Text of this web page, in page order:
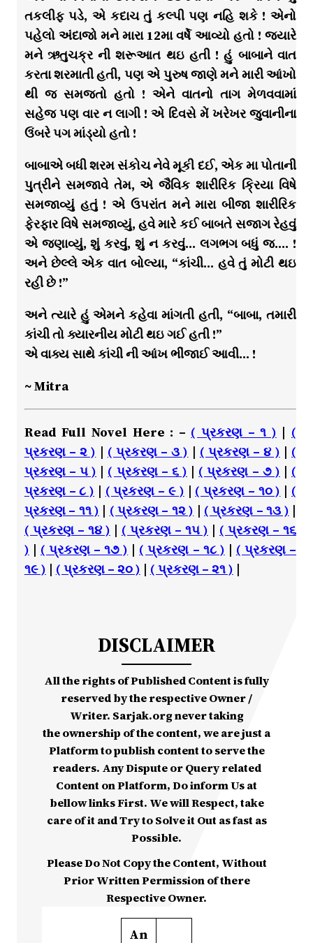
તકલીફ પડે, એ કદાચ તું કલ્પી પણ નહિ શકે ! એનો
પહેલો અંદાજો મને મારા 12મા વર્ષે આવ્યો હતો ! જયારે
મને ઋતુચક્ર ની શરૂઆત થઇ હતી ! હું બાબાને વાત
કરતા શરમાતી હતી, પણ એ પુરુષ જાણે મને મારી આંખો
થી જ સમજતો હતો ! એને વાતનો તાગ મેળવવામાં
સહેજ પણ વાર ન લાગી ! એ દિવસે મેં ખરેખર જુવાનીના
ઉંબરે પગ માંડ્યો હતો !
બાબાએ બધી શરમ સંકોચ નેવે મૂકી દઈ, એક મા પોતાની
પુત્રીને સમજાવે તેમ, એ જૈવિક શારીરિક ક્રિયા વિષે
સમજાવ્યું હતું ! એ ઉપરાંત મને મારા બીજા શારીરિક
ફેરફાર વિષે સમજાવ્યું, હવે મારે કઈ બાબતે સજાગ રેહવું
એ જણાવ્યું, શું કરવું, શું ન કરવું… લગભગ બધું જ…. !
અને છેલ્લે એક વાત બોલ્યા, “કાંચી… હવે તું મોટી થઇ
રહી છે !”
અને ત્યારે હું એમને કહેવા માંગતી હતી, “બાબા, તમારી
કાંચી તો ક્યારનીય મોટી થઇ ગઈ હતી !”
એ વાક્ય સાથે કાંચી ની આંખ ભીંજાઈ આવી… !
~ Mitra
Read Full Novel Here : – ( પ્રકરણ – ૧ ) | (
પ્રકરણ – ૨ ) | ( પ્રકરણ – ૩ ) | ( પ્રકરણ – ૪ ) | (
પ્રકરણ – ૫ ) | ( પ્રકરણ – ૬ ) | ( પ્રકરણ – ૭ ) | (
પ્રકરણ – ૮ ) | ( પ્રકરણ – ૯ ) | ( પ્રકરણ – ૧૦ ) | (
પ્રકરણ – ૧૧ ) | ( પ્રકરણ – ૧૨ ) | ( પ્રકરણ – ૧૩ ) |
( પ્રકરણ – ૧૪ ) | ( પ્રકરણ – ૧૫ ) | ( પ્રકરણ – ૧૬
) | ( પ્રકરણ – ૧૭ ) | ( પ્રકરણ – ૧૮ ) | ( પ્રકરણ –
૧૯ ) | ( પ્રકરણ – ૨૦ ) | ( પ્રકરણ – ૨૧ ) |
DISCLAIMER
All the rights of Published Content is fully
reserved by the respective Owner /
Writer. Sarjak.org never taking
the ownership of the content, we are just a
Platform to publish content to serve the
readers. Any Dispute or Query related
Content on Platform, Do inform Us at
bellow links First. We will Respect, take
care of it and Try to Solve it Out as fast as
Possible.
Please Do Not Copy the Content, Without
Prior Written Permission of there
Respective Owner.
An